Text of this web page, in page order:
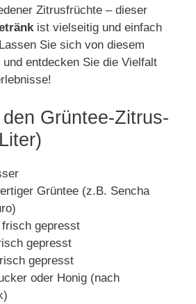
Zitrusfrüchte – dieser
ist vielseitig und einfach
Sie sich von diesem
entdecken Sie die Vielfalt
Grüntee-Zitrus-
Grüntee (z.B. Sencha
frisch gepresst
gepresst
gepresst
oder Honig (nach